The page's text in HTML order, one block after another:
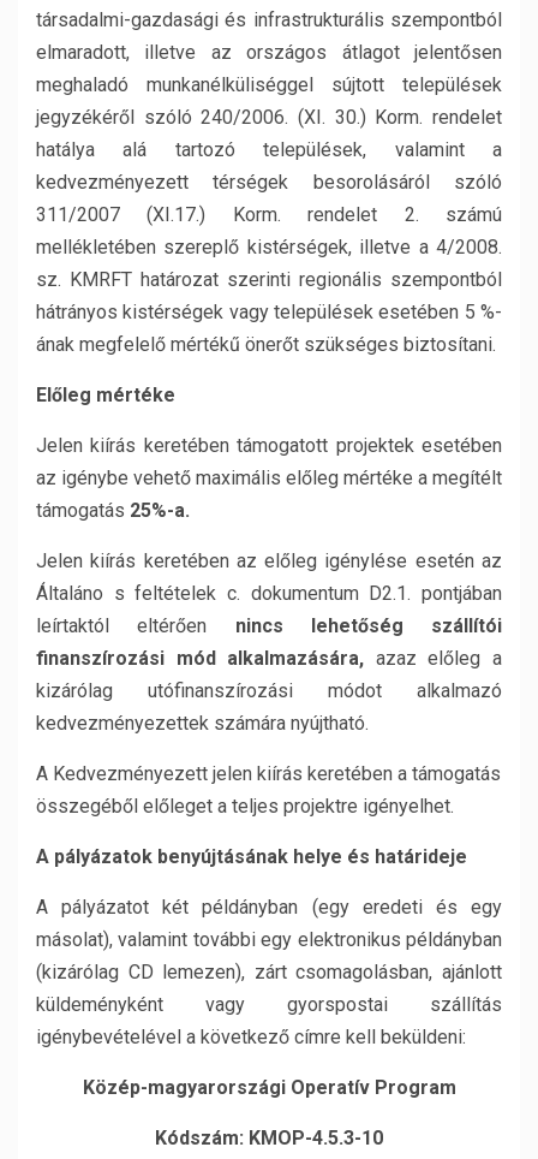
társadalmi-gazdasági és infrastrukturális szempontból
elmaradott, illetve az országos átlagot jelentősen
meghaladó munkanélküliséggel sújtott települések
jegyzékéről szóló 240/2006. (XI. 30.) Korm. rendelet
hatálya alá tartozó települések, valamint a
kedvezményezett térségek besorolásáról szóló
311/2007 (XI.17.) Korm. rendelet 2. számú
mellékletében szereplő kistérségek, illetve a 4/2008.
sz. KMRFT határozat szerinti regionális szempontból
hátrányos kistérségek vagy települések esetében 5 %-
ának megfelelő mértékű önerőt szükséges biztosítani.
Előleg mértéke
Jelen kiírás keretében támogatott projektek esetében
az igénybe vehető maximális előleg mértéke a megítélt
támogatás 25%-a.
Jelen kiírás keretében az előleg igénylése esetén az
Általáno s feltételek c. dokumentum D2.1. pontjában
leírtaktól eltérően nincs lehetőség szállítói
finanszírozási mód alkalmazására, azaz előleg a
kizárólag utófinanszírozási módot alkalmazó
kedvezményezettek számára nyújtható.
A Kedvezményezett jelen kiírás keretében a támogatás
összegéből előleget a teljes projektre igényelhet.
A pályázatok benyújtásának helye és határideje
A pályázatot két példányban (egy eredeti és egy
másolat), valamint további egy elektronikus példányban
(kizárólag CD lemezen), zárt csomagolásban, ajánlott
küldeményként vagy gyorspostai szállítás
igénybevételével a következő címre kell beküldeni:
Közép-magyarországi Operatív Program
Kódszám: KMOP-4.5.3-10